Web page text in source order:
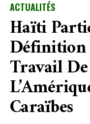
ACTUALITÉS
Haïti
Définition
Travail
Caraïbes